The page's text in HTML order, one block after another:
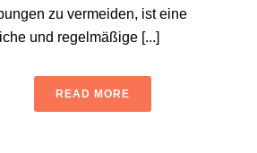
zu vermeiden, ist eine
und regelmäßige [...]
READ MORE